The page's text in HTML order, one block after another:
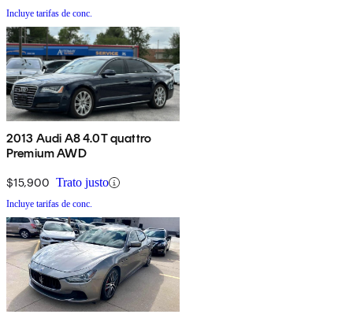
Incluye tarifas de conc.
2013 Audi A8 4.0T quattro
Premium AWD
$15,900 Trato justo
Incluye tarifas de conc.